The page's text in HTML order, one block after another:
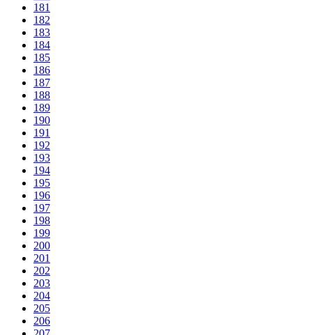
181
182
183
184
185
186
187
188
189
190
191
192
193
194
195
196
197
198
199
200
201
202
203
204
205
206